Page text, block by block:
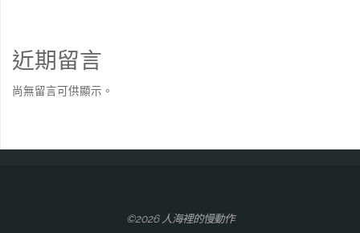
近期留言
尚無留言可供顯示。
©2026 人海裡的慢動作